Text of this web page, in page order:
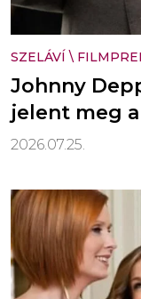
SZELÁVÍ \
Johnny
jelent meg
2026.07.25.